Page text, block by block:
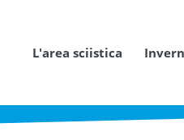
L'area sciistica